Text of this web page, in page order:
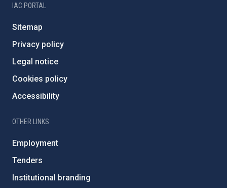
IAC PORTAL
Sitemap
Privacy policy
Legal notice
Cookies policy
Accessibility
OTHER LINKS
Employment
Tenders
Institutional branding